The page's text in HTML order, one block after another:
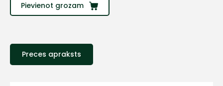
Pievienot grozam
Preces apraksts